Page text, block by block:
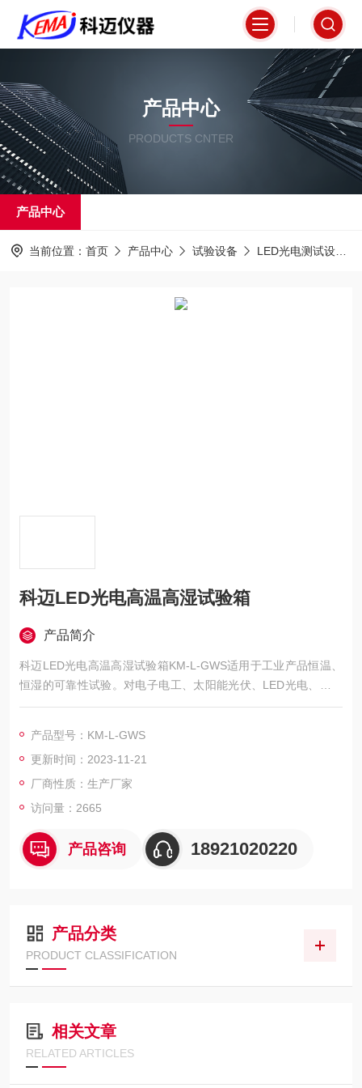
产品中心
PRODUCTS CNTER
产品中心
当前位置： 首页 产品中心 试验设备 LED光电测试设备
科迈LED光电高温高湿试验箱
产品简介
科迈LED光电高温高湿试验箱KM-L-GWS适用于工业产品恒温、
恒湿的可靠性试验。对电子电工、太阳能光伏、LED光电、汽车
摩托、航空航天、船舶兵器、高等院校、科研单位等相关产品的
环境变化后的参数及性能,检验其各项指标.
产品型号：KM-L-GWS
更新时间：2023-11-21
厂商性质：生产厂家
访问量：2665
产品咨询 18921020220
产品分类
PRODUCT CLASSIFICATION
相关文章
RELATED ARTICLES